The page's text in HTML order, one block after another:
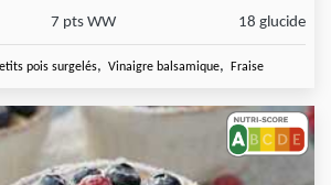
7 pts WW 18 glucide
pois surgelés, Vinaigre balsamique, Fraise